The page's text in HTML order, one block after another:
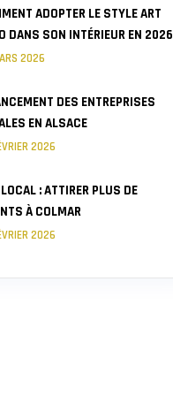
ADOPTER LE STYLE ART
DANS SON INTÉRIEUR EN 2026
2026
DES ENTREPRISES
EN ALSACE
2026
: ATTIRER PLUS DE
À COLMAR
2026